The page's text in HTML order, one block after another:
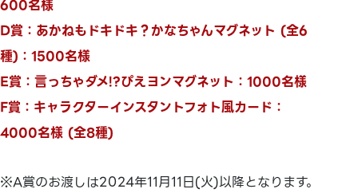
600名様
D賞：あかねもドキドキ？かなちゃんマグネット (全6
種)：1500名様
E賞：言っちゃダメ!?ぴえヨンマグネット：1000名様
F賞：キャラクターインスタントフォト風カード：
4000名様 (全8種)
※A賞のお渡しは2024年11月11日(火)以降となります。